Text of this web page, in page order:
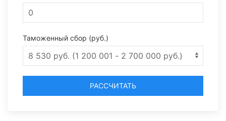
Таможенный сбор (руб.)
РАССЧИТАТЬ